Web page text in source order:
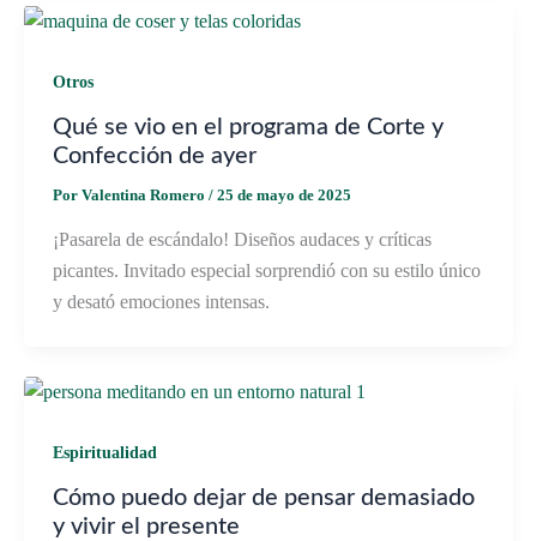
Otros
Qué se vio en el programa de Corte y
Confección de ayer
Por Valentina Romero / 25 de mayo de 2025
¡Pasarela de escándalo! Diseños audaces y críticas
picantes. Invitado especial sorprendió con su estilo único
y desató emociones intensas.
Espiritualidad
Cómo puedo dejar de pensar demasiado
y vivir el presente